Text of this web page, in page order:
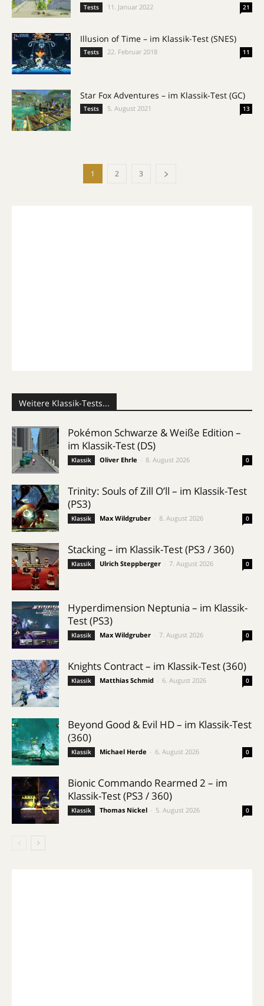
Tests 11. Januar 2022 21
Illusion of Time – im Klassik-Test (SNES)
Tests 22. Februar 2018 11
Star Fox Adventures – im Klassik-Test (GC)
Tests 5. August 2021 13
1 2 3
Weitere Klassik-Tests...
Pokémon Schwarze & Weiße Edition –
im Klassik-Test (DS)
Klassik Oliver Ehrle 8. August 2026 0
Trinity: Souls of Zill O’ll – im Klassik-Test
(PS3)
Klassik Max Wildgruber 8. August 2026 0
Stacking – im Klassik-Test (PS3 / 360)
Klassik Ulrich Steppberger 7. August 2026 0
Hyperdimension Neptunia – im Klassik-
Test (PS3)
Klassik Max Wildgruber 7. August 2026 0
Knights Contract – im Klassik-Test (360)
Klassik Matthias Schmid 6. August 2026 0
Beyond Good & Evil HD – im Klassik-Test
(360)
Klassik Michael Herde 6. August 2026 0
Bionic Commando Rearmed 2 – im
Klassik-Test (PS3 / 360)
Klassik Thomas Nickel 5. August 2026 0